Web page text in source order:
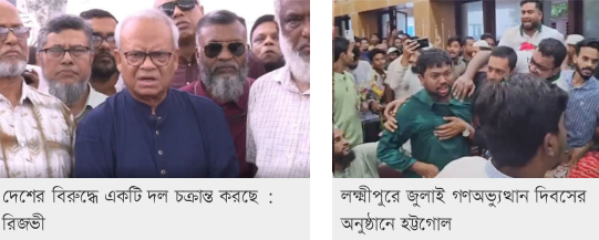
দেশের বিরুদ্ধে একটি দল চক্রান্ত করছে :
রিজভী
লক্ষ্মীপুরে জুলাই গণঅভ্যুত্থান দিবসের
অনুষ্ঠানে হট্টগোল